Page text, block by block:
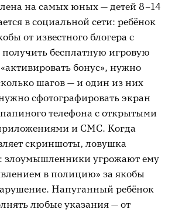
на самых юных — детей 8–14
в социальной сети: ребёнок
от известного блогера с
бесплатную игровую
бонус», нужно
шагов — и один из них
сфотографировать экран
телефона с открытыми
и СМС. Когда
скриншоты, ловушка
злоумышленники угрожают ему
в полицию» за якобы
Напуганный ребёнок
любые указания — от